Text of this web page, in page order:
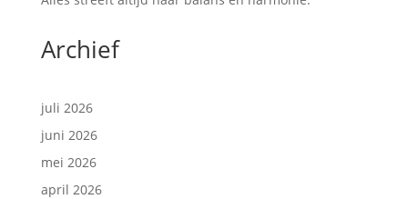
Archief
juli 2026
juni 2026
mei 2026
april 2026